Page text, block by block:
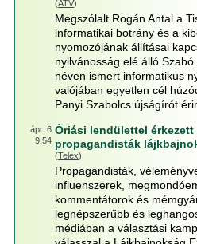
(ATV)
Megszólalt Rogán Antal a
informatikai botrány és a
nyomozójának állításai
nyilvánosság elé álló
néven ismert informatikus
valójában egyetlen cél
Panyi Szabolcs újságírót
ápr. 6
9:54
Óriási lendülettel érkezett
propagandisták
(Telex)
Propagandisták,
influenszerek,
kommentátorok és
legnépszerűbb és
médiában a választási